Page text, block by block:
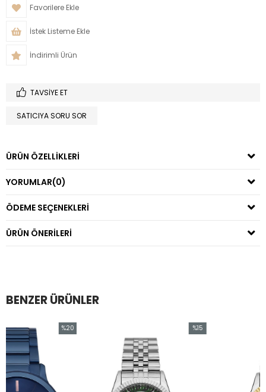
Favorilere Ekle
İstek Listeme Ekle
İndirimli Ürün
TAVSIYE ET
SATICIYA SORU SOR
ÜRÜN ÖZELLIKLERI
YORUMLAR(0)
ÖDEME SEÇENEKLERI
ÜRÜN ÖNERILERI
BENZER ÜRÜNLER
%20
İndirim
%20İndirim
İndirim
%15İndirim